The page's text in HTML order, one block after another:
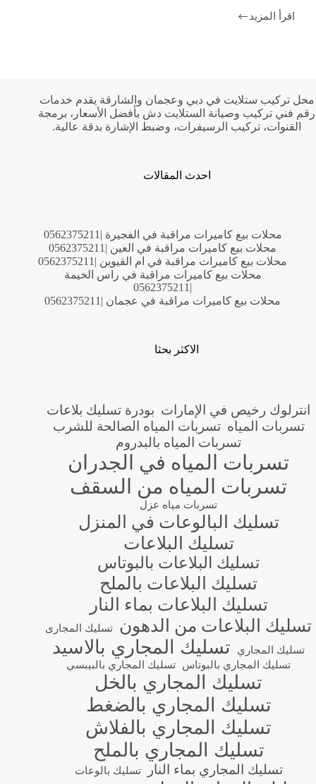
اقرأ المزيد
شركة
تسليك
المجاري
محل تركيب ستلايت في دبي وعجمان والشارقة يقدم خدمات
رقم فني تركيب وصيانة الستلايت دش بأفضل الأسعار، برمجة
القنوات، تركيب الرسيفرات، وضبط الإشارة بدقة عالية.
احدث المقالات
محلات بيع كاميرات مراقبة في الفجيرة |0562375211
محلات بيع كاميرات مراقبة في العين |0562375211
محلات بيع كاميرات مراقبة في ام القيوين |0562375211
محلات بيع كاميرات مراقبة في راس الخيمة
|0562375211
محلات بيع كاميرات مراقبة في عجمان |0562375211
الاكثر بحثا
انترلوك رخيص في الإمارات بودرة تسليك بلاعات
تسربات المياه تسربات المياه الصالحة للشرب
تسربات المياه بالبدروم
تسربات المياه في الجدران
تسربات المياه من السقف
تسربات مياه عزل
تسليك البالوعات في المنزل
تسليك البلاعات
تسليك البلاعات بالبوتاس
تسليك البلاعات بالملح
تسليك البلاعات بماء النار
تسليك البلاعات من الدهون تسليك المجارى
تسليك المجاري
تسليك المجاري بالاسيد
تسليك المجاري بالبوتاس تسليك المجاري بالبيبسي
تسليك المجاري بالخل
تسليك المجاري بالضغط
تسليك المجاري بالفلاش
تسليك المجاري بالملح
تسليك المجاري بماء النار تسليك بالوعات